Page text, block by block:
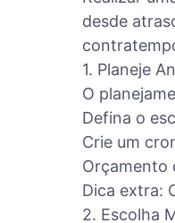
desde
1. Planeje
O
Defina o
Crie um
Orçamento
Dica extra:
2. Escolha